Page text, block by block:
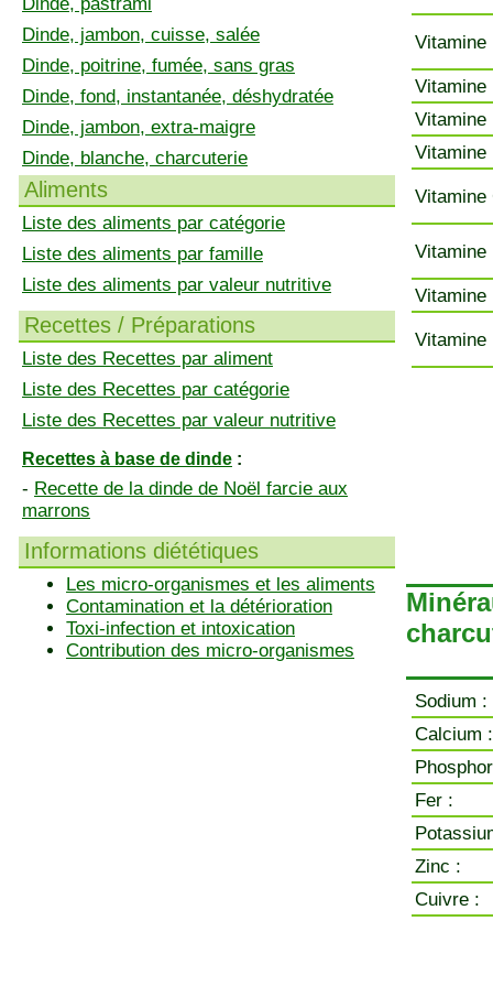
Dinde, jambon, cuisse, salée
Dinde, poitrine, fumée, sans gras
Dinde, fond, instantanée, déshydratée
Dinde, jambon, extra-maigre
Dinde, blanche, charcuterie
Aliments
Liste des aliments par catégorie
Liste des aliments par famille
Liste des aliments par valeur nutritive
Recettes / Préparations
Liste des Recettes par aliment
Liste des Recettes par catégorie
Liste des Recettes par valeur nutritive
Recettes à base de dinde :
- Recette de la dinde de Noël farcie aux
marrons
Informations diététiques
Les micro-organismes et les aliments
Contamination et la détérioration
Toxi-infection et intoxication
Contribution des micro-organismes
Vitamine
Vitamine
Vitamine
Vitamine
Vitamine
Vitamine
Vitamine
Vitamine
Sodium :
Calcium :
Fer :
Zinc :
Cuivre :